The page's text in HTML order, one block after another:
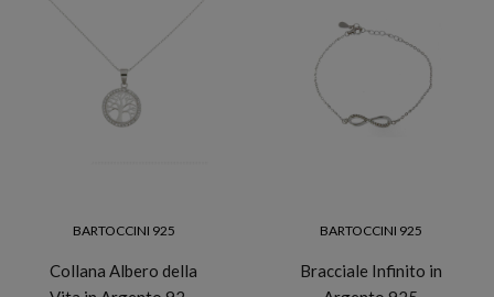
BARTOCCINI 925
Collana Albero della
BARTOCCINI 925
Bracciale Infinito in